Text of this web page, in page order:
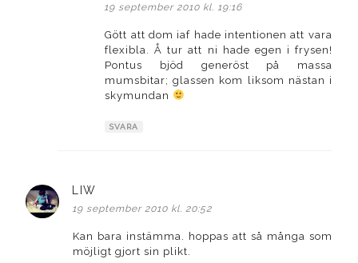
19 september 2010 kl. 19:16
Gött att dom iaf hade intentionen att vara
flexibla. Å tur att ni hade egen i frysen!
Pontus bjöd generöst på massa
mumsbitar; glassen kom liksom nästan i
skymundan
SVARA
LIW
19 september 2010 kl. 20:52
Kan bara instämma. hoppas att så många som
möjligt gjort sin plikt.